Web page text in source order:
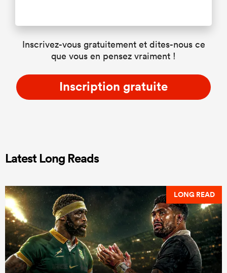
Inscrivez-vous gratuitement et dites-nous ce
que vous en pensez vraiment !
Inscription gratuite
Latest Long Reads
LONG READ